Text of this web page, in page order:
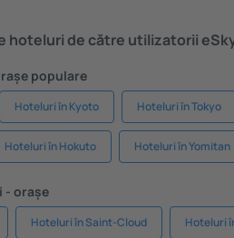
hoteluri de către utilizatorii
populare
Hoteluri în Kyoto Hoteluri în Tokyo
Hoteluri în Hokuto Hoteluri în Yomitan
- orașe
Hoteluri în Saint-Cloud Hoteluri